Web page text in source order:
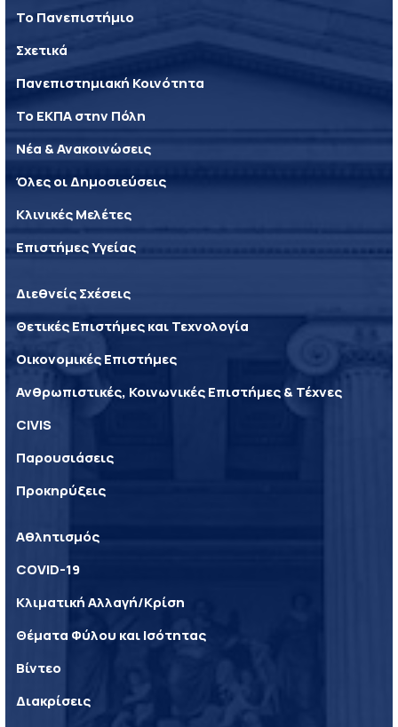
Το Πανεπιστήμιο
Σχετικά
Πανεπιστημιακή Κοινότητα
Το ΕΚΠΑ στην Πόλη
Νέα & Ανακοινώσεις
Όλες οι Δημοσιεύσεις
Κλινικές Μελέτες
Επιστήμες Υγείας
Διεθνείς Σχέσεις
Θετικές Επιστήμες και Τεχνολογία
Οικονομικές Επιστήμες
Ανθρωπιστικές, Κοινωνικές Επιστήμες & Τέχνες
CIVIS
Παρουσιάσεις
Προκηρύξεις
Αθλητισμός
COVID-19
Κλιματική Αλλαγή/Κρίση
Θέματα Φύλου και Ισότητας
Βίντεο
Διακρίσεις